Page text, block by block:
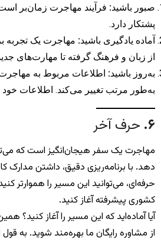
صبور باشید: فرآیند مهاجرت زمان‌بر
پشتکار دارد.
آماده یادگیری باشید: مهاجرت یک تجربه
از زبان و فرهنگ گرفته تا مهارت‌های
به‌روز باشید: اطلاعات مربوط به
به‌طور مرتب تغییر می‌کند. اطلاعات خود
۶. حرف آخر
مهاجرت یک سفر هیجان‌انگیز است که
دهد. با برنامه‌ریزی دقیق، داشتن مدارک
حرفه‌ای، می‌توانید این مسیر را هموارتر
کشوری پیشرفته آغاز کنید.
آیا آماده‌اید که این مسیر را آغاز کنید؟
از مشاوره رایگان ما بهره‌مند شوید. به قول